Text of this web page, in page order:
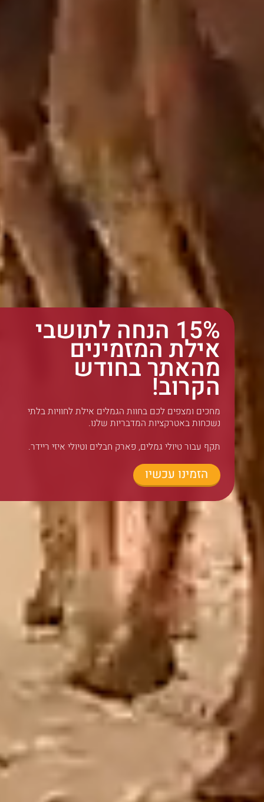
15% הנחה לתושבי
אילת המזמינים
מהאתר בחודש
הקרוב!
מחכים ומצפים לכם בחוות הגמלים אילת לחוויות בלתי
נשכחות באטרקציות המדבריות שלנו.
תקף עבור טיולי גמלים, פארק חבלים וטיולי איזי ריידר.
הזמינו עכשיו